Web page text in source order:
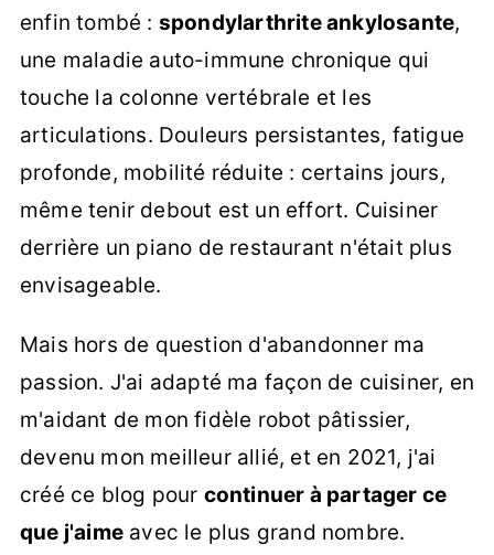
enfin tombé : spondylarthrite ankylosante,
une maladie auto-immune chronique qui
touche la colonne vertébrale et les
articulations. Douleurs persistantes, fatigue
profonde, mobilité réduite : certains jours,
même tenir debout est un effort. Cuisiner
derrière un piano de restaurant n'était plus
envisageable.
Mais hors de question d'abandonner ma
passion. J'ai adapté ma façon de cuisiner, en
m'aidant de mon fidèle robot pâtissier,
devenu mon meilleur allié, et en 2021, j'ai
créé ce blog pour continuer à partager ce
que j'aimeavec le plus grand nombre.